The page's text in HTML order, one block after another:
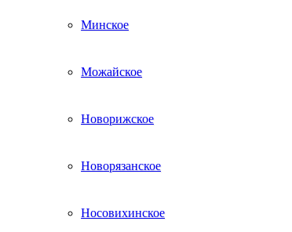
Минское
Можайское
Новорижское
Новорязанское
Носовихинское